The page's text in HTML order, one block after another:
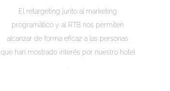
El retargeting junto al marketing
programático y al RTB nos permiten
alcanzar de forma eficaz a las personas
que han mostrado interés por nuestro hotel
.